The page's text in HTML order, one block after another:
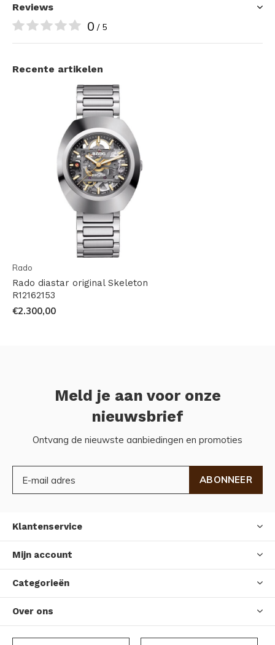
Reviews
0 / 5
Recente artikelen
Rado
Rado diastar original Skeleton
R12162153
€2.300,00
Meld je aan voor onze
nieuwsbrief
Ontvang de nieuwste aanbiedingen en promoties
ABONNEER
Klantenservice
Mijn account
Categorieën
Over ons